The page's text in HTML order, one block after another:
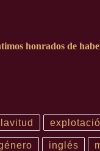
honrados de
inglés